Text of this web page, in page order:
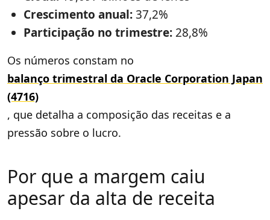
Crescimento anual:37,2%
Participação no trimestre: 28,8%
Os números constam no
balanço trimestral da Oracle Corporation Japan
(4716)
, que detalha a composição das receitas e a
pressão sobre o lucro.
Por que a margem caiu
apesar da alta de receita